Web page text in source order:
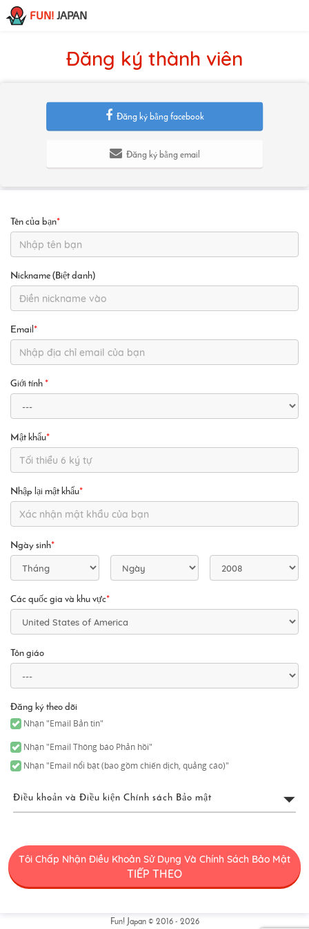
FUN! JAPAN
Đăng ký thành viên
Đăng ký bằng facebook
Đăng ký bằng email
Tên của bạn*
Nickname (Biệt danh)
Email*
Giới tính *
Mật khẩu*
Nhập lại mật khẩu*
Ngày sinh*
Các quốc gia và khu vực*
Tôn giáo
Đăng ký theo dõi
Nhận "Email Bản tin"
Nhận "Email Thông báo Phản hồi"
Nhận "Email nổi bật (bao gồm chiến dịch, quảng cáo)"
Điều khoản và Điều kiện Chính sách Bảo mật
JAPAN
sửa đổi hoặc thay đổi vì bất kỳ lý do nào sau này) (“Trang Web”),
Tôi Chấp Nhận Điều Khoản Sử Dụng Và Chính Sách Bảo Mật
TIẾP THEO
Fun! Japan © 2016 - 2026